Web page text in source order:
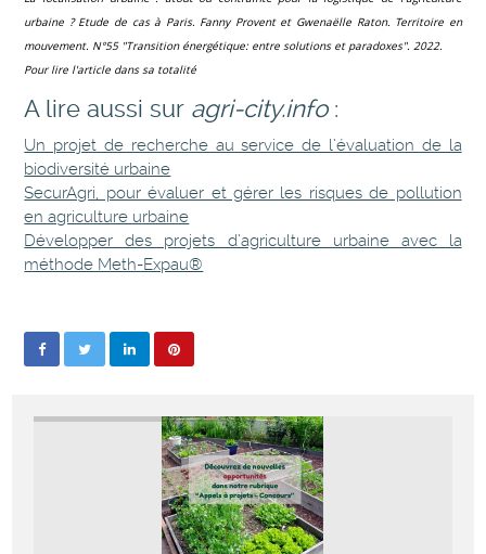
urbaine ? Etude de cas à Paris. Fanny Provent et Gwenaëlle Raton. Territoire en
mouvement. N°55 "Transition énergétique: entre solutions et paradoxes". 2022.
Pour lire l'article dans sa totalité
A lire aussi sur agri-city.info:
Un projet de recherche au service de l’évaluation de la
biodiversité urbaine
SecurAgri, pour évaluer et gérer les risques de pollution
en agriculture urbaine
Développer des projets d’agriculture urbaine avec la
méthode Meth-Expau®